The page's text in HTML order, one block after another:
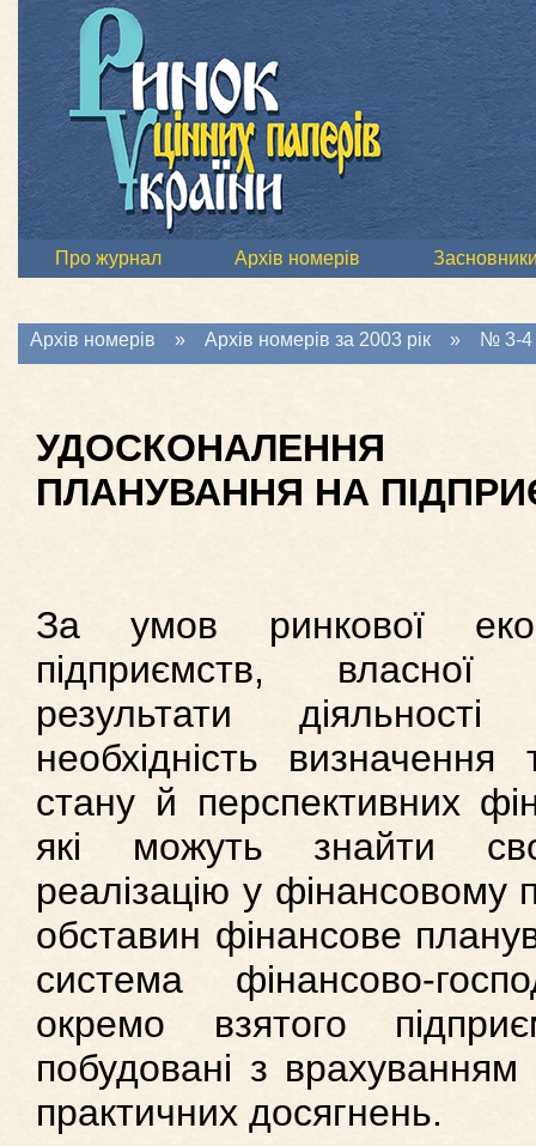
Про журнал Архів номерів
Архів номерів » Архів номерів за 2003 рік » № 3-4
ПЛАНУВАННЯ НА
За умов ринкової
підприємств, власної
результати
необхідність визначення
стану й перспективних
які можуть знайти
реалізацію у фінансовому
обставин фінансове
система фінансово-
окремо взятого
побудовані з врахуванням
практичних досягнень.